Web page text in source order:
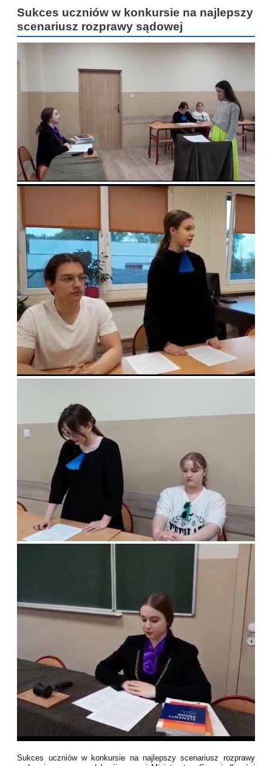
Sukces uczniów w konkursie na najlepszy
scenariusz rozprawy sądowej
Sukces uczniów w konkursie na najlepszy scenariusz rozprawy